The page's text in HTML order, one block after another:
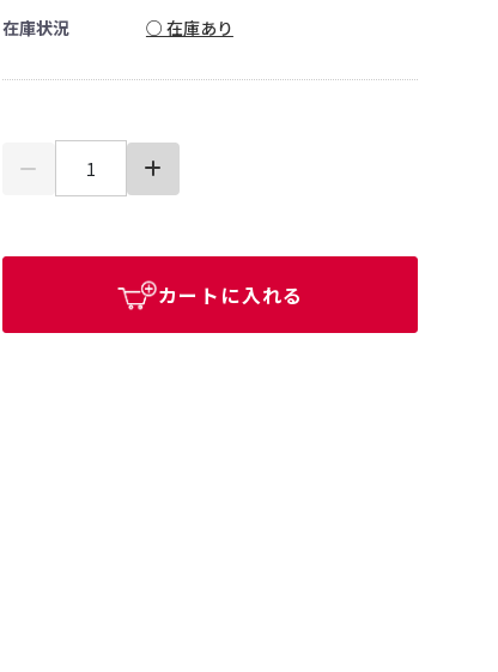
在庫状況 ○ 在庫あり
カートに入れる